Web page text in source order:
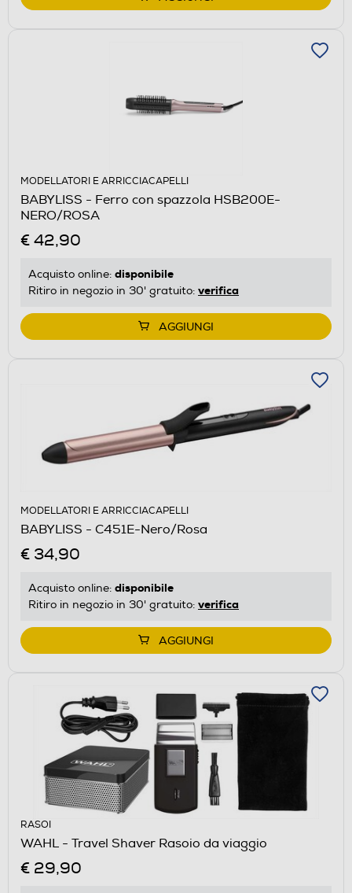
MODELLATORI E ARRICCIACAPELLI
BABYLISS - Ferro con spazzola HSB200E-
NERO/ROSA
€ 42,90
Acquisto online: disponibile
Ritiro in negozio in 30' gratuito: verifica
AGGIUNGI
MODELLATORI E ARRICCIACAPELLI
BABYLISS - C451E-Nero/Rosa
€ 34,90
Acquisto online: disponibile
Ritiro in negozio in 30' gratuito: verifica
AGGIUNGI
RASOI
WAHL - Travel Shaver Rasoio da viaggio
€ 29,90